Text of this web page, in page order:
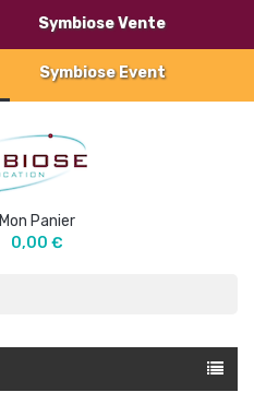
Symbiose Vente
Symbiose Event
Mon Panier
0,00 €